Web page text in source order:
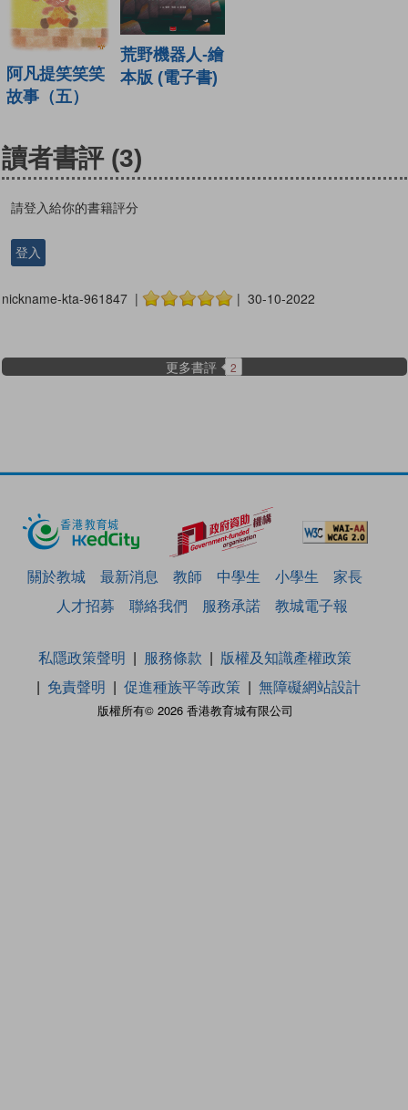
阿凡提笑笑笑
故事（五）
荒野機器人-繪
本版 (電子書)
讀者書評 (3)
請登入給你的書籍評分
登入
nickname-kta-961847 | | 30-10-2022
更多書評 2
關於教城 最新消息 教師 中學生 小學生
家長
人才招募
聯絡我們 服務承諾 教城電子報
版權所有© 2026 香港教育城有限公司
私隱政策聲明 服務條款
版權及知識產權政策
免責聲明
促進種族平等政策 無障礙網站設計